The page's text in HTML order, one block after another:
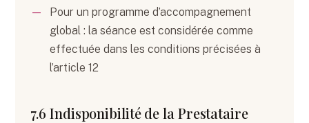
Pour un programme d’accompagnement
global : la séance est considérée comme
effectuée dans les conditions précisées à
l’article 12
7.6 Indisponibilité de la Prestataire